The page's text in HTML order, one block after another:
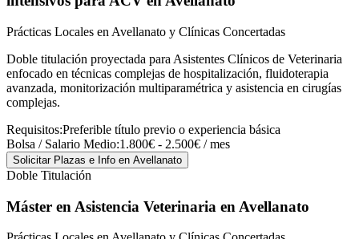
Prácticas Locales en Avellanato y Clínicas Concertadas
Doble titulación proyectada para Asistentes Clínicos de Veterinaria
enfocado en técnicas complejas de hospitalización, fluidoterapia
avanzada, monitorización multiparamétrica y asistencia en cirugías
complejas.
Requisitos:Preferible título previo o experiencia básica
Bolsa / Salario Medio:1.800€ - 2.500€ / mes
Solicitar Plazas e Info en Avellanato
Doble Titulación
Máster en Asistencia Veterinaria en Avellanato